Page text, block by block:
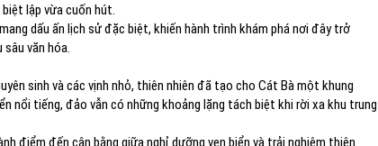
lập vừa cuốn hút.
dấu ấn lịch sử đặc biệt, khiến hành trình khám phá nơi đây trở
văn hóa.
sinh và các vịnh nhỏ, thiên nhiên đã tạo cho Cát Bà một khung
nổi tiếng, đảo vẫn có những khoảng lặng tách biệt khi rời xa khu trung
điểm đến cân bằng giữa nghỉ dưỡng ven biển và trải nghiệm thiên